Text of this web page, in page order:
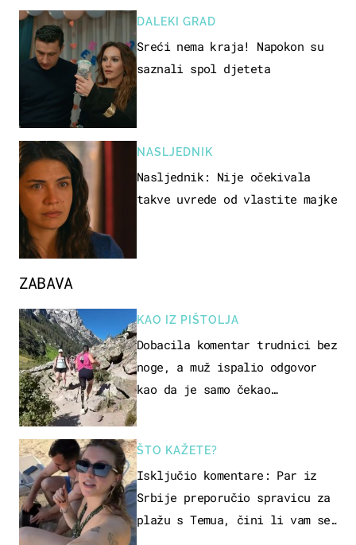
ZABAVA
KAO IZ PIŠTOLJA
Dobacila komentar trudnici bez
noge, a muž ispalio odgovor
kao da je samo čekao…
ŠTO KAŽETE?
Isključio komentare: Par iz
Srbije preporučio spravicu za
plažu s Temua, čini li vam se
DALEKI GRAD
Sreći nema kraja! Napokon su
saznali spol djeteta
NASLJEDNIK
Nasljednik: Nije očekivala
takve uvrede od vlastite majke